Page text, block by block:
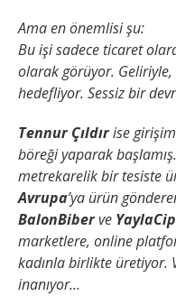
Ama en önemlisi şu:
Bu işi sadece ticaret
olarak görüyor. Geliriyle,
hedefliyor. Sessiz bir
Tennur Çıldırise
böreği yaparak
metrekarelik bir tesiste
Avrupa’ya ürün
BalonBiberve
marketlere, online
kadınla birlikte üretiyor.
inanıyor…